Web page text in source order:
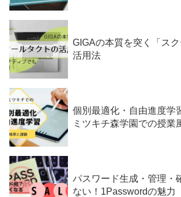
GIGAの本質を突く「ス
活用法
個別最適化・自由進度学
ミツキチ森学園での授業
パスワード生成・管理・
ない！1Passwordの魅力